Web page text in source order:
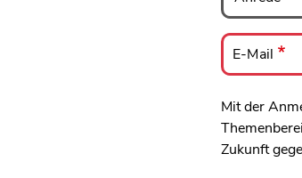
E-
Mail
E-Mail
Mit der
Zukunft